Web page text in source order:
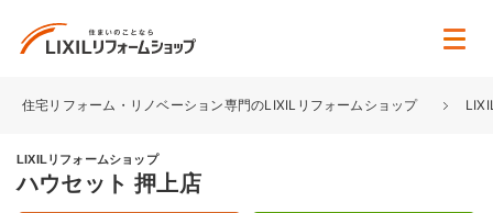
住宅リフォーム・リノベーション専門のLIXILリフォームショップ
LIXILリフォームショップ
ハウセット 押上店